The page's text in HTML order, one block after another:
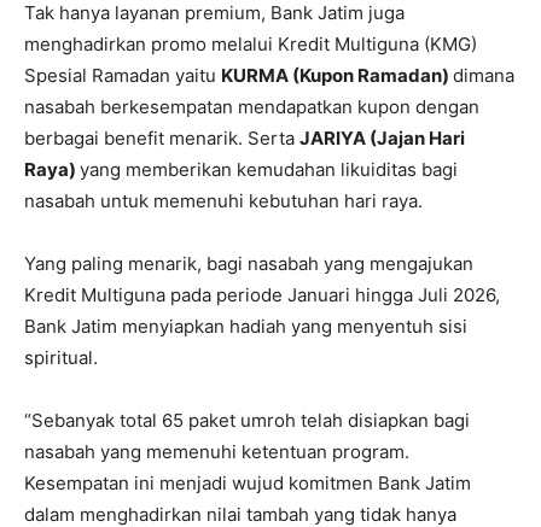
Tak hanya layanan premium, Bank Jatim juga
menghadirkan promo melalui Kredit Multiguna (KMG)
Spesial Ramadan yaitu KURMA (Kupon Ramadan) dimana
nasabah berkesempatan mendapatkan kupon dengan
berbagai benefit menarik. Serta JARIYA (Jajan Hari
Raya) yang memberikan kemudahan likuiditas bagi
nasabah untuk memenuhi kebutuhan hari raya.
Yang paling menarik, bagi nasabah yang mengajukan
Kredit Multiguna pada periode Januari hingga Juli 2026,
Bank Jatim menyiapkan hadiah yang menyentuh sisi
spiritual.
“Sebanyak total 65 paket umroh telah disiapkan bagi
nasabah yang memenuhi ketentuan program.
Kesempatan ini menjadi wujud komitmen Bank Jatim
dalam menghadirkan nilai tambah yang tidak hanya